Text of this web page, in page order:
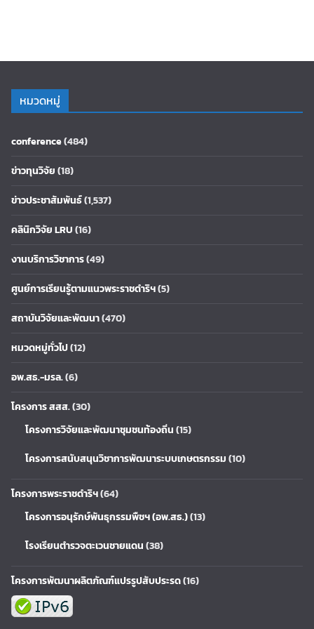
หมวดหมู่
conference(484)
ข่าวทุนวิจัย(18)
ข่าวประชาสัมพันธ์(1,537)
คลินิกวิจัย LRU(16)
งานบริการวิชาการ(49)
ศูนย์การเรียนรู้ตามแนวพระราชดำริฯ(5)
สถาบันวิจัยและพัฒนา(470)
หมวดหมู่ทั่วไป(12)
อพ.สธ.-มรล.(6)
โครงการ สสส.(30)
โครงการวิจัยและพัฒนาชุมชนท้องถิ่น(15)
โครงการสนับสนุนวิชาการพัฒนาระบบเกษตรกรรม(10)
โครงการพระราชดำริฯ(64)
โครงการอนุรักษ์พันธุกรรมพืชฯ (อพ.สธ.)(13)
โรงเรียนตำรวจตะเวนชายแดน(38)
โครงการพัฒนาผลิตภัณฑ์แปรรูปสับประรด(16)